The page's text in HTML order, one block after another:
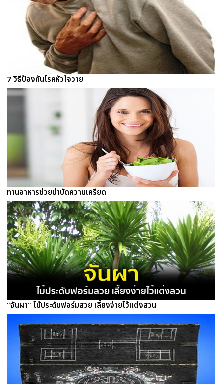
7 วิธีป้องกันโรคหัวใจวาย
ทานอาหารช่วยบำบัดความเครียด
"จันผา" ไม้ประดับฟอร์มสวย เลี้ยงง่ายไว้แต่งสวน